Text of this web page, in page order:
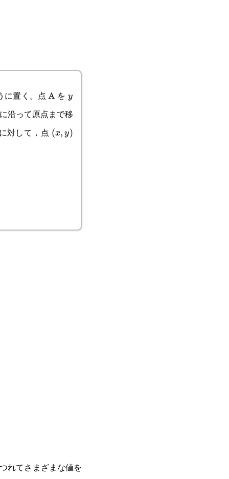
に置く。点 A をy
y
沿って原点まで移
対して，点 (x,y)
(x, y)
れてさまざまな値を